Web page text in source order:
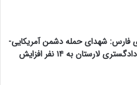
فارس: شهدای حمله دشمن آمریکایی-
صهیونیستی به دادگستری لارستان به ۱۴ نفر افزایش